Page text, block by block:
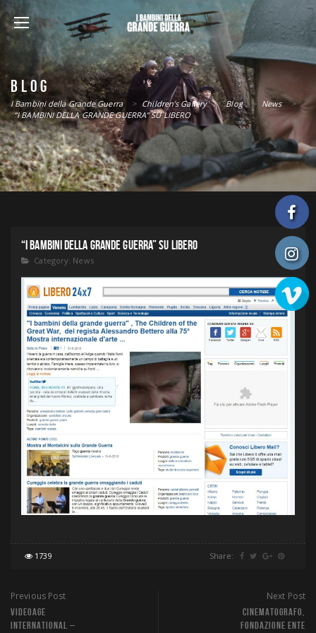
BLOG
I Bambini della Grande Guerra > Children’s Gallery > Blog > News
>
“I BAMBINI DELLA GRANDE GUERRA” SU LIBERO
“I BAMBINI DELLA GRANDE GUERRA” SU LIBERO
Category: News
1739 Share:
Previous Post
VIDEOAGE
INTERNATIONAL –
Next Post
CINEMATOGRAFO,
FONDAZIONE ENTE